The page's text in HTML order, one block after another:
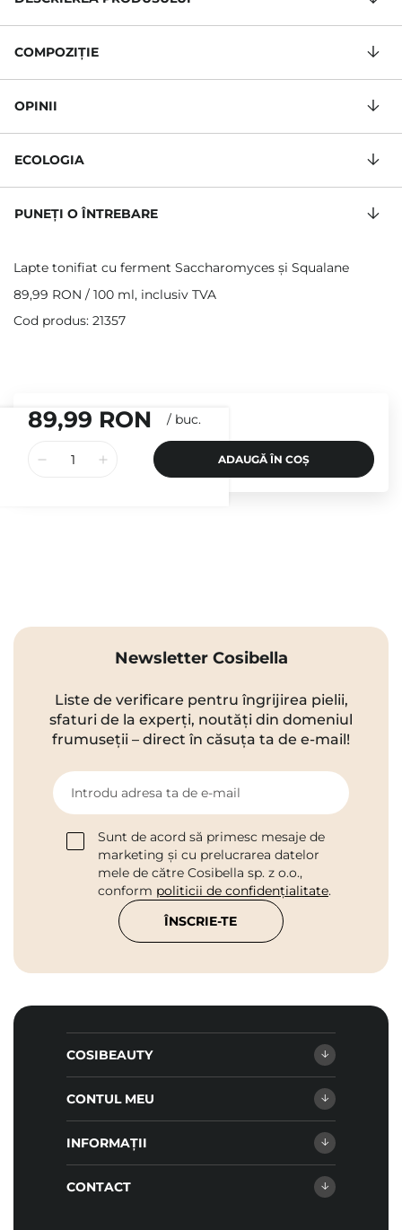
89,99 RON / buc.
ADAUGĂ ÎN COȘ
COMPOZIŢIE
OPINII
ECOLOGIA
PUNEȚI O ÎNTREBARE
Lapte tonifiat cu ferment Saccharomyces și Squalane
89,99 RON / 100 ml, inclusiv TVA
Cod produs: 21357
Newsletter Cosibella
Liste de verificare pentru îngrijirea pielii,
sfaturi de la experți, noutăți din domeniul
frumuseții – direct în căsuța ta de e-mail!
Introdu adresa ta de e-mail
Sunt de acord să primesc mesaje de
marketing și cu prelucrarea datelor
mele de către Cosibella sp. z o.o.,
conform politicii de confidențialitate.
ÎNSCRIE-TE
COSIBEAUTY
CONTUL MEU
INFORMAȚII
CONTACT